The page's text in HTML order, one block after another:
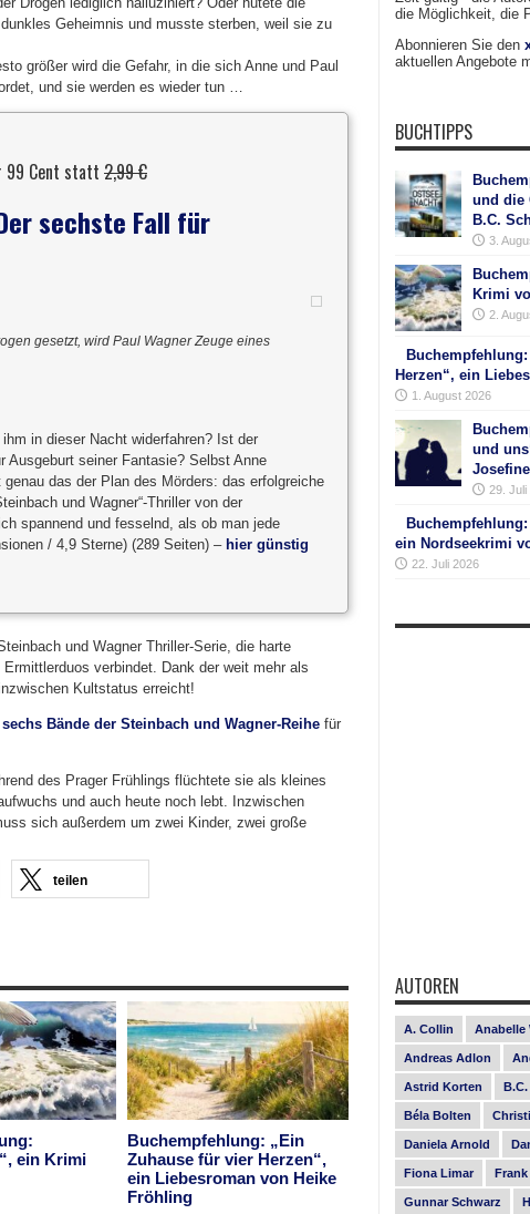
Geheimnis und musste sterben, weil sie zu
größer wird die Gefahr, in die sich Anne und Paul
und sie werden es wieder tun …
99 Cent statt 2,99 €
sechste Fall für
gesetzt, wird Paul Wagner Zeuge eines
in dieser Nacht widerfahren? Ist der
Ausgeburt seiner Fantasie? Selbst Anne
das der Plan des Mörders: das erfolgreiche
und Wagner“-Thriller von der
spannend und fesselnd, als ob man jede
/ 4,9 Sterne) (289 Seiten) – hier günstig
und Wagner Thriller-Serie, die harte
verbindet. Dank der weit mehr als
Kultstatus erreicht!
Bände der Steinbach und Wagner-Reihe für
des Prager Frühlings flüchtete sie als kleines
und auch heute noch lebt. Inzwischen
sich außerdem um zwei Kinder, zwei große
teilen
ein Krimi
Buchempfehlung: „Ein
Zuhause für vier Herzen“,
ein Liebesroman von Heike
Fröhling
die Möglichkeit, die
Abonnieren Sie den
aktuellen Angebote
BUCHTIPPS
und die
B.C.
3.
Krimi
2.
Herzen“, ein
1. August 2026
und
29. Juli
ein Nordseekrimi
22. Juli 2026
AUTOREN
A. Collin Anabelle
Andreas Adlon
Astrid Korten
Béla Bolten
Daniela Arnold
Fiona Limar Frank
Gunnar Schwarz